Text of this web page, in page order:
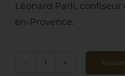
Léonard Parli, confiseur
en-Provence.
quantité